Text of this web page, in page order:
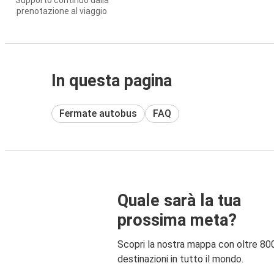
prenotazione al viaggio
In questa pagina
Fermate autobus FAQ
Quale sarà la tua
prossima meta?
Scopri la nostra mappa con oltre
destinazioni in tutto il mondo.